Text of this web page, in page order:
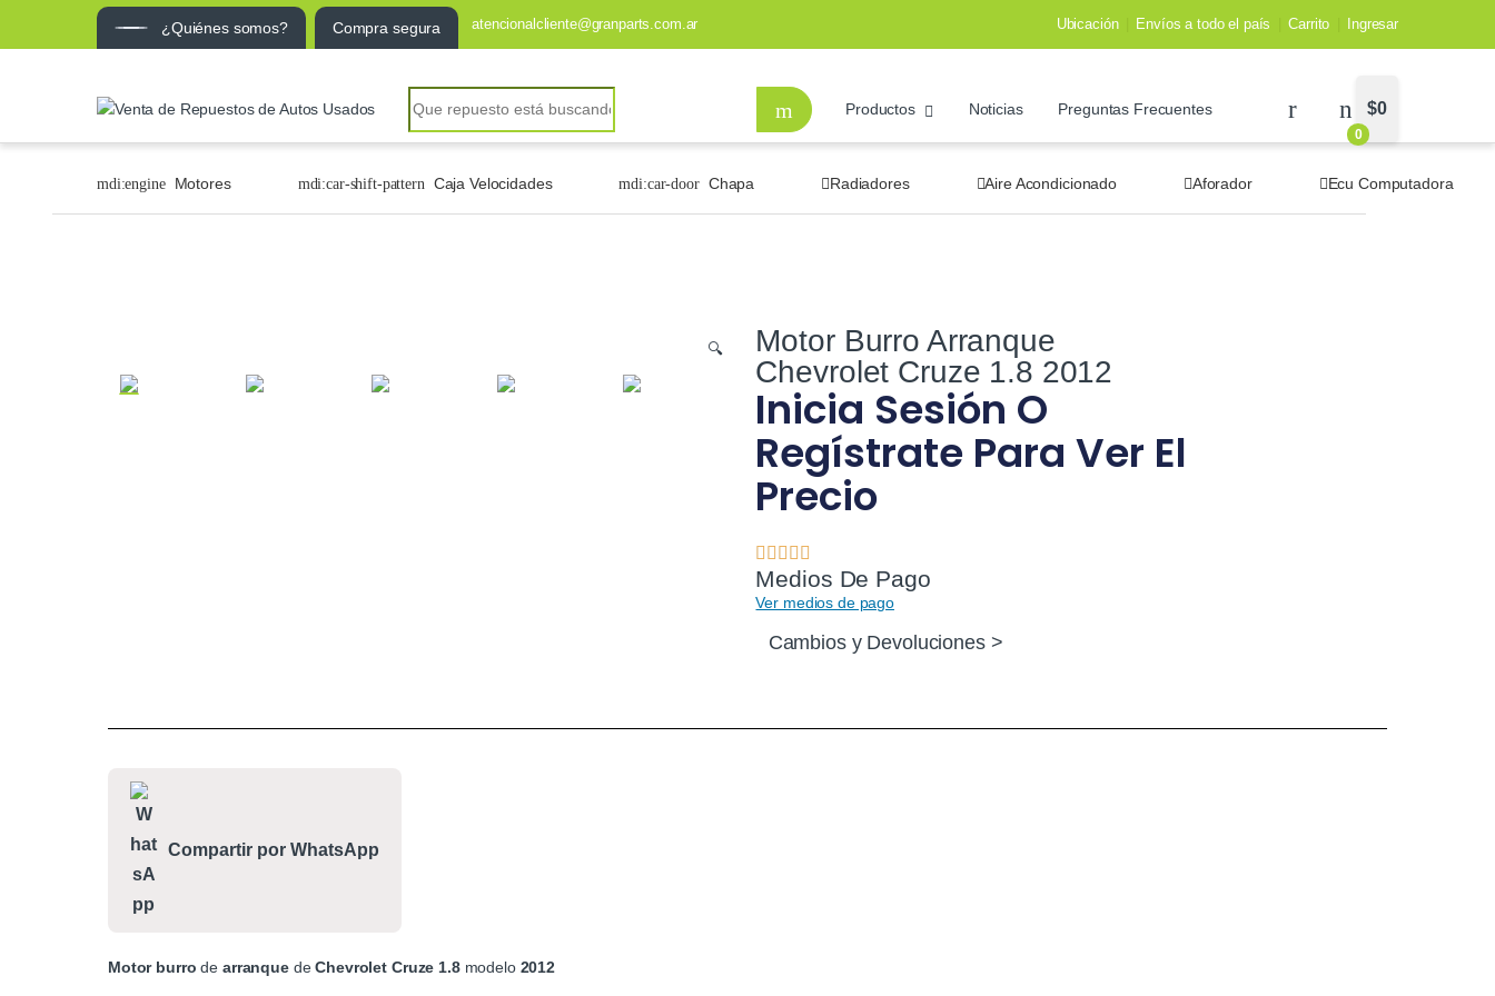
¿Quiénes somos? Compra segura atencionalcliente@granparts.com.ar Ubicación Envíos a todo el país Carrito Ingresar
Productos Noticias Preguntas Frecuentes
0
$0
Motores Caja Velocidades Chapa Radiadores Aire Acondicionado Aforador Ecu Computadora
🔍
Motor Burro Arranque
Chevrolet Cruze 1.8 2012
Inicia Sesión O
Regístrate Para Ver El
Precio
Medios De Pago
Ver medios de pago
Cambios y Devoluciones >
Compartir por WhatsApp
Motor burrode arranquedeChevrolet Cruze 1.8modelo 2012